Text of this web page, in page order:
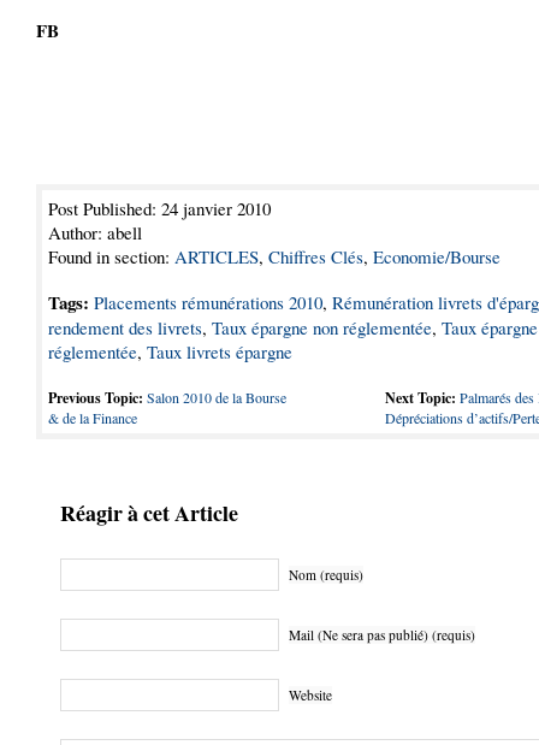
FB
Post Published: 24 janvier 2010
Author: abell
Found in section: ARTICLES, Chiffres Clés, Economie/Bourse
Tags: Placements rémunérations 2010, Rémunération livrets
rendement des livrets, Taux épargne non réglementée, Taux épargne
réglementée, Taux livrets épargne
Previous Topic: Salon 2010 de la Bourse
& de la Finance
Next Topic: Palmarés
Dépréciations d’actifs/
Réagir à cet Article
Nom (requis)
Mail (Ne sera pas publié) (requis)
Website